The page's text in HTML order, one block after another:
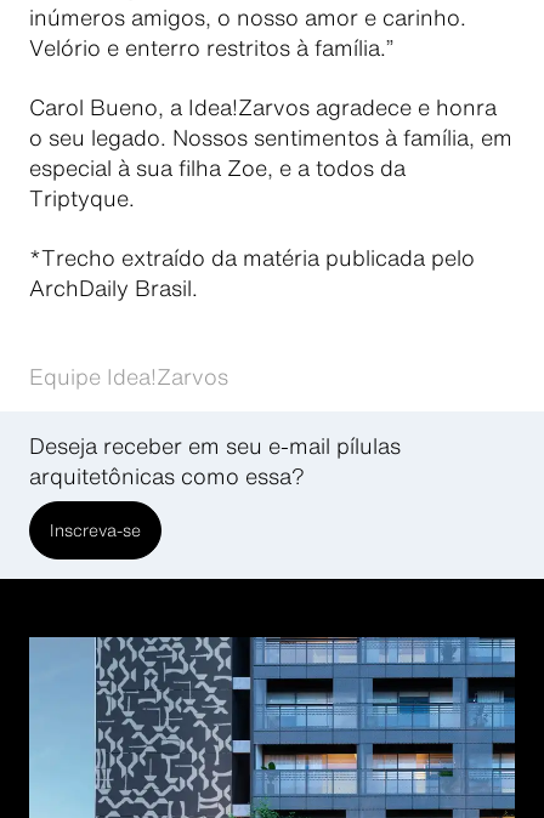
inúmeros amigos, o nosso amor e carinho.
Velório e enterro restritos à família.”
Carol Bueno, a Idea!Zarvos agradece e honra
o seu legado. Nossos sentimentos à família, em
especial à sua filha Zoe, e a todos da
Triptyque.
*Trecho extraído da matéria publicada pelo
ArchDaily Brasil.
Equipe Idea!Zarvos
Deseja receber em seu e-mail pílulas
arquitetônicas como essa?
Inscreva-se